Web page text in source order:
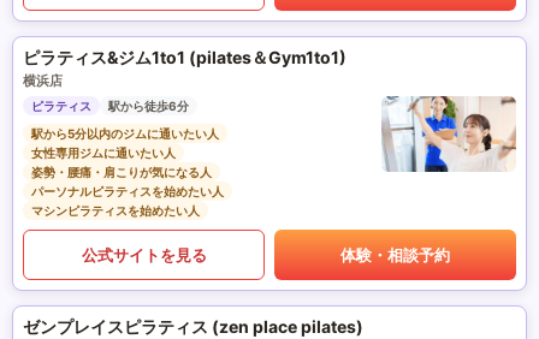
ピラティス&ジム1to1 (pilates＆Gym1to1)
横浜店
ピラティス
駅から徒歩6分
駅から5分以内のジムに通いたい人
女性専用ジムに通いたい人
姿勢・腰痛・肩こりが気になる人
パーソナルピラティスを始めたい人
マシンピラティスを始めたい人
公式サイトを見る 体験・相談予約
ゼンプレイスピラティス (zen place pilates)